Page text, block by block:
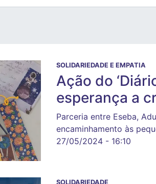
SOLIDARIEDADE E EMPATIA
Ação do
esperança a
Parceria entre Eseba,
encaminhamento às
27/05/2024 - 16:10
SOLIDARIEDADE